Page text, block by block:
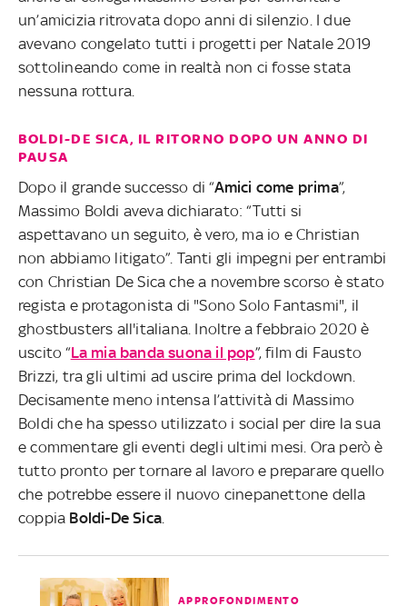
un’amicizia ritrovata dopo anni di silenzio. I due
avevano congelato tutti i progetti per Natale 2019
sottolineando come in realtà non ci fosse stata
nessuna rottura.
BOLDI-DE SICA, IL RITORNO DOPO UN ANNO DI
PAUSA
Dopo il grande successo di “Amici come prima”,
Massimo Boldi aveva dichiarato: “Tutti si
aspettavano un seguito, è vero, ma io e Christian
non abbiamo litigato”. Tanti gli impegni per entrambi
con Christian De Sica che a novembre scorso è stato
regista e protagonista di "Sono Solo Fantasmi", il
ghostbusters all'italiana. Inoltre a febbraio 2020 è
uscito “La mia banda suona il pop”, film di Fausto
Brizzi, tra gli ultimi ad uscire prima del lockdown.
Decisamente meno intensa l’attività di Massimo
Boldi che ha spesso utilizzato i social per dire la sua
e commentare gli eventi degli ultimi mesi. Ora però è
tutto pronto per tornare al lavoro e preparare quello
che potrebbe essere il nuovo cinepanettone della
coppia Boldi-De Sica
APPROFONDIMENTO